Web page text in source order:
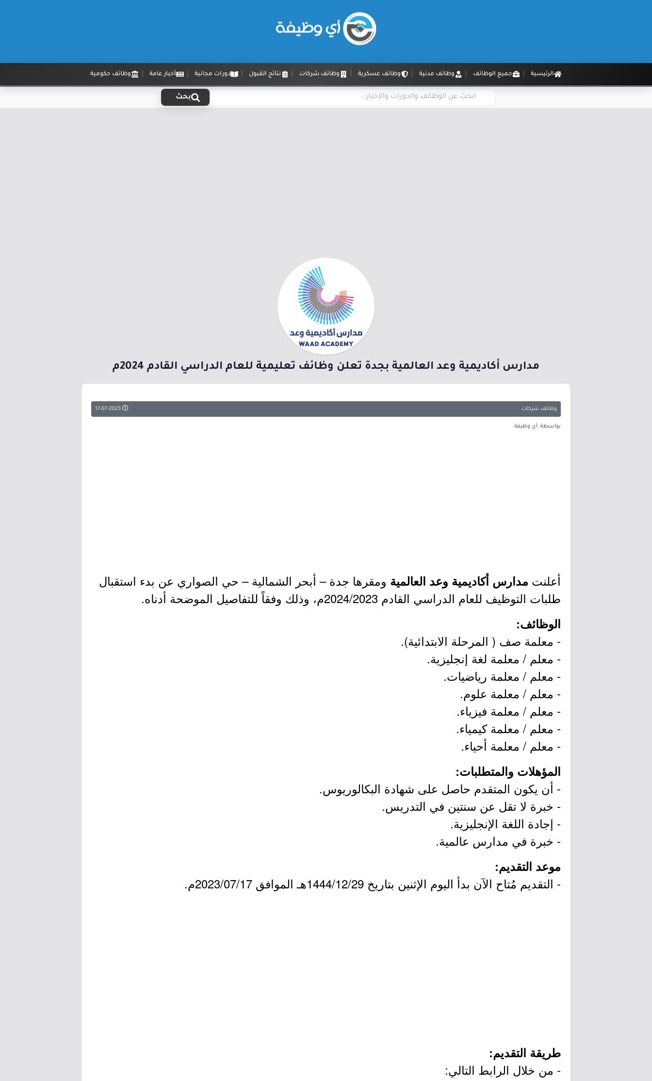
الرئيسية جميع الوظائف وظائف مدنية وظائف عسكرية وظائف شركات نتائج القبول دورات مجانية أخبار عامة وظائف حكومية
بحث
مدارس أكاديمية وعد العالمية بجدة تعلن وظائف تعليمية للعام الدراسي القادم 2024م
وظائف شركات
بواسطة: أي وظيفة
أعلنت مدارس أكاديمية وعد العالمية ومقرها جدة – أبحر الشمالية – حي الصواري عن بدء استقبال
طلبات التوظيف للعام الدراسي القادم 2024/2023م، وذلك وفقاً للتفاصيل الموضحة أدناه.
الوظائف:
- معلمة صف ( المرحلة الابتدائية).
- معلم / معلمة لغة إنجليزية.
- معلم / معلمة رياضيات.
- معلم / معلمة علوم.
- معلم / معلمة فيزياء.
- معلم / معلمة كيمياء.
- معلم / معلمة أحياء.
المؤهلات والمتطلبات:
- أن يكون المتقدم حاصل على شهادة البكالوريوس.
- خبرة لا تقل عن سنتين في التدريس.
- إجادة اللغة الإنجليزية.
- خبرة في مدارس عالمية.
موعد التقديم:
- التقديم مُتاح الآن بدأ اليوم الإثنين بتاريخ 1444/12/29هـ الموافق 2023/07/17م.
طريقة التقديم:
- من خلال الرابط التالي: